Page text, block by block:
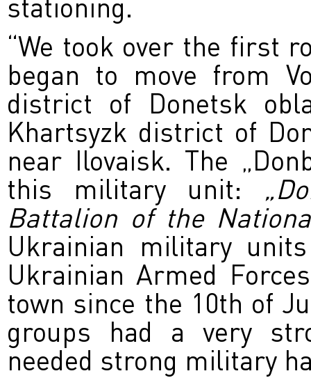
“We took over the first
began to move from
district of Donetsk
Khartsyzk district of
near Ilovaisk. The
this military unit:
Battalion of the
Ukrainian military
Ukrainian Armed
town since the 10th of
groups had a very
needed strong military